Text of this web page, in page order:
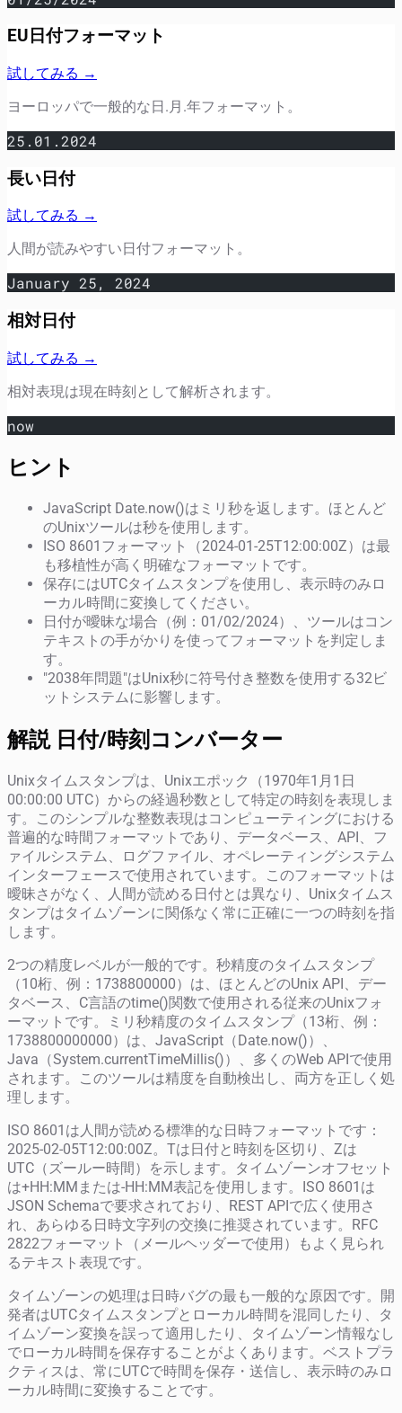
EU日付フォーマット
試してみる →
ヨーロッパで一般的な日.月.年フォーマット。
25.01.2024
長い日付
試してみる →
人間が読みやすい日付フォーマット。
January 25, 2024
相対日付
試してみる →
相対表現は現在時刻として解析されます。
now
ヒント
JavaScript Date.now()はミリ秒を返します。ほとんど
のUnixツールは秒を使用します。
ISO 8601フォーマット（2024-01-25T12:00:00Z）は最
も移植性が高く明確なフォーマットです。
保存にはUTCタイムスタンプを使用し、表示時のみロ
ーカル時間に変換してください。
日付が曖昧な場合（例：01/02/2024）、ツールはコン
テキストの手がかりを使ってフォーマットを判定しま
す。
"2038年問題"はUnix秒に符号付き整数を使用する32ビ
ットシステムに影響します。
解説 日付/時刻コンバーター
Unixタイムスタンプは、Unixエポック（1970年1月1日
00:00:00 UTC）からの経過秒数として特定の時刻を表現しま
す。このシンプルな整数表現はコンピューティングにおける
普遍的な時間フォーマットであり、データベース、API、フ
ァイルシステム、ログファイル、オペレーティングシステム
インターフェースで使用されています。このフォーマットは
曖昧さがなく、人間が読める日付とは異なり、Unixタイムス
タンプはタイムゾーンに関係なく常に正確に一つの時刻を指
します。
2つの精度レベルが一般的です。秒精度のタイムスタンプ
（10桁、例：1738800000）は、ほとんどのUnix API、デー
タベース、C言語のtime()関数で使用される従来のUnixフォ
ーマットです。ミリ秒精度のタイムスタンプ（13桁、例：
1738800000000）は、JavaScript（Date.now()）、
Java（System.currentTimeMillis()）、多くのWeb APIで使用
されます。このツールは精度を自動検出し、両方を正しく処
理します。
ISO 8601は人間が読める標準的な日時フォーマットです：
2025-02-05T12:00:00Z。Tは日付と時刻を区切り、Zは
UTC（ズールー時間）を示します。タイムゾーンオフセット
は+HH:MMまたは-HH:MM表記を使用します。ISO 8601は
JSON Schemaで要求されており、REST APIで広く使用さ
れ、あらゆる日時文字列の交換に推奨されています。RFC
2822フォーマット（メールヘッダーで使用）もよく見られ
るテキスト表現です。
タイムゾーンの処理は日時バグの最も一般的な原因です。開
発者はUTCタイムスタンプとローカル時間を混同したり、タ
イムゾーン変換を誤って適用したり、タイムゾーン情報なし
でローカル時間を保存することがよくあります。ベストプラ
クティスは、常にUTCで時間を保存・送信し、表示時のみロ
ーカル時間に変換することです。